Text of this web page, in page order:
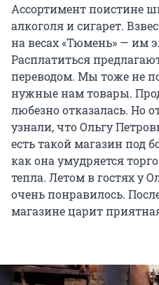
Ассортимент поистине
алкоголя и сигарет.
на весах «Тюмень» — им
Расплатиться
переводом. Мы тоже не
нужные нам товары.
любезно отказалась. Но
узнали, что Ольгу
есть такой магазин под
как она умудряется
тепла. Летом в гостях у
очень понравилось.
магазине царит